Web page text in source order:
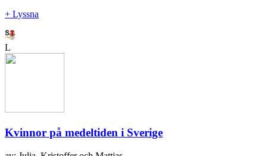
+ Lyssna
L
Kvinnor på medeltiden i Sverige